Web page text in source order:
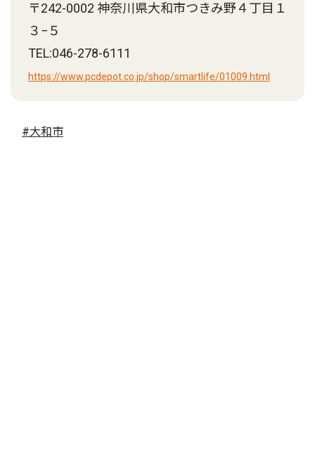
〒242-0002 神奈川県大和市つきみ野４丁目１
３−５
TEL:046-278-6111
https://www.pcdepot.co.jp/shop/smartlife/01009.html
#大和市